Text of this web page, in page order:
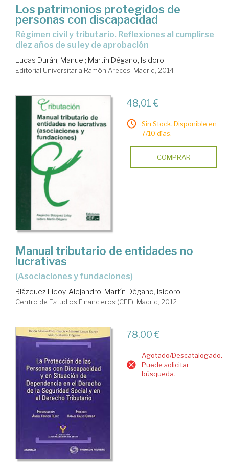
Los patrimonios protegidos de
personas con discapacidad
régimen civil y tributario. Reflexiones al cumplirse
diez años de su ley de aprobación
Lucas Durán, Manuel; Martín Dégano, Isidoro
Editorial Universitaria Ramón Areces. Madrid, 2014
48,01 €
Sin Stock. Disponible en
7/10 días.
COMPRAR
Manual tributario de entidades no
lucrativas
(asociaciones y fundaciones)
Blázquez Lidoy, Alejandro; Martín Dégano, Isidoro
Centro de Estudios Financieros (CEF). Madrid, 2012
78,00 €
Agotado/Descatalogado.
Puede solicitar
búsqueda.